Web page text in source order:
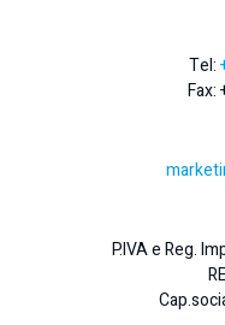
Tel:
Fax:
P.IVA e Reg.